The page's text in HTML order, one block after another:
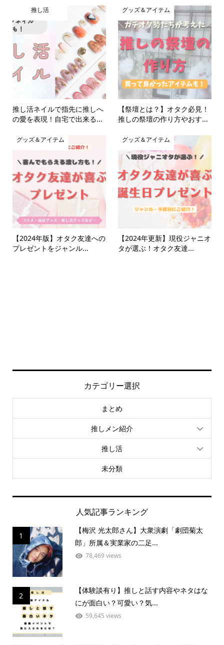
推し活
推し活ネイルで指先に推しへ
の愛を表現！自宅で出来る...
グッズ＆アイテム
【祭壇とは？】オタク必見！
推しの祭壇の作り方やおす...
グッズ＆アイテム
【2024年版】オタク友達への
プレゼントをジャンル...
グッズ＆アイテム
【2024年更新】現役ジャニオ
タが選ぶ！オタク友達...
カテゴリー選択
まとめ
推しメン紹介
推し活
未分類
人気記事ランキング
1
【梅沢 光太郎さん】大衆演劇「劇団菊太
郎」所属＆実業家の二足...
78,469 views
2
【体験談有り】推しと話す内容やネタはな
にが面白い？可愛い？気...
59,645 views